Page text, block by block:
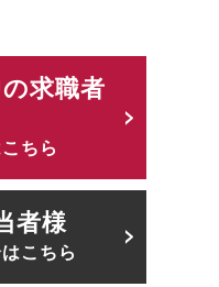
求職者
ちら
者様
こちら